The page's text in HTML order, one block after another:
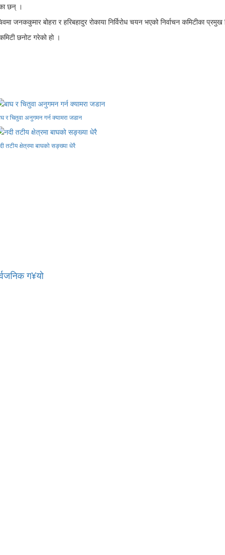
छन् ।
जनककुमार बोहरा र हरिबहादुर रोकाया निर्विरोध चयन भएको निर्वाचन कमिटीका प्रमुख
छनोट गरेको हो ।
र चितुवा अनुगमन गर्न क्यामरा जडान
तटीय क्षेत्रमा बाघको सङ्ख्या धेरै
ग¥यो